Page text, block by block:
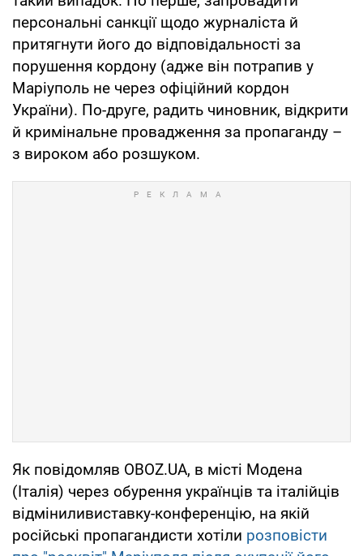
персональні санкції щодо журналіста й
притягнути його до відповідальності за
порушення кордону (адже він потрапив у
Маріуполь не через офіційний кордон
України). По-друге, радить чиновник, відкрити
й кримінальне провадження за пропаганду –
з вироком або розшуком.
Як повідомляв OBOZ.UA, в місті Модена
(Італія) через обурення українців та італійців
відміниливиставку-конференцію, на якій
російські пропагандисти хотіли розповісти